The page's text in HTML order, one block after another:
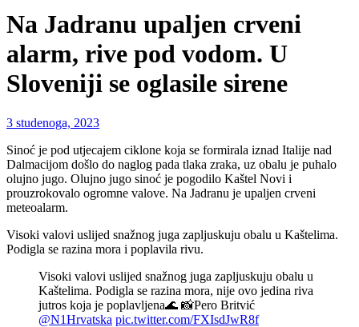
Na Jadranu upaljen crveni
alarm, rive pod vodom. U
Sloveniji se oglasile sirene
3 studenoga, 2023
Sinoć je pod utjecajem ciklone koja se formirala iznad Italije nad
Dalmacijom došlo do naglog pada tlaka zraka, uz obalu je puhalo
olujno jugo. Olujno jugo sinoć je pogodilo Kaštel Novi i
prouzrokovalo ogromne valove. Na Jadranu je upaljen crveni
meteoalarm.
Visoki valovi uslijed snažnog juga zapljuskuju obalu u Kaštelima.
Podigla se razina mora i poplavila rivu.
Visoki valovi uslijed snažnog juga zapljuskuju obalu u
Kaštelima. Podigla se razina mora, nije ovo jedina riva
jutros koja je poplavljena🌊 📸Pero Britvić
@N1Hrvatska pic.twitter.com/FXIsdJwR8f